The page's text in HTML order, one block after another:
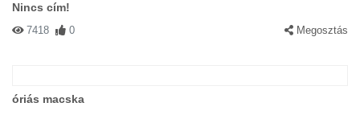
Nincs cím!
7418 0 Megosztás
óriás macska